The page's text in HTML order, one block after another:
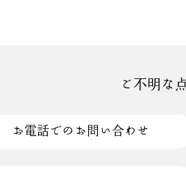
ご不明な
お電話でのお問い合わせ